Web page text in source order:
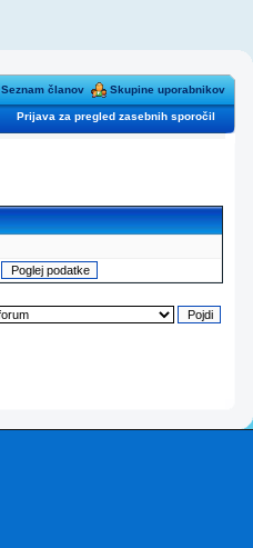
Seznam članov Skupine uporabnikov
Prijava za pregled zasebnih sporočil